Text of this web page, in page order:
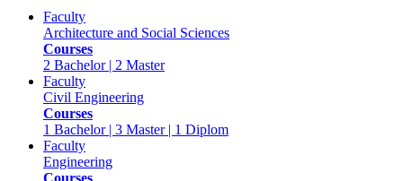
Faculty
Architecture and Social Sciences
Courses
2 Bachelor | 2 Master
Faculty
Civil Engineering
Courses
1 Bachelor | 3 Master | 1 Diplom
Faculty
Engineering
Courses